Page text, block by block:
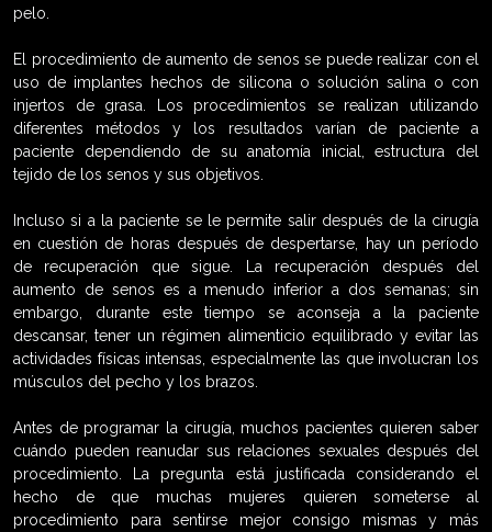
pelo.
El procedimiento de aumento de senos se puede realizar con el
uso de implantes hechos de silicona o solución salina o con
injertos de grasa. Los procedimientos se realizan utilizando
diferentes métodos y los resultados varían de paciente a
paciente dependiendo de su anatomía inicial, estructura del
tejido de los senos y sus objetivos.
Incluso si a la paciente se le permite salir después de la cirugía
en cuestión de horas después de despertarse, hay un período
de recuperación que sigue. La recuperación después del
aumento de senos es a menudo inferior a dos semanas; sin
embargo, durante este tiempo se aconseja a la paciente
descansar, tener un régimen alimenticio equilibrado y evitar las
actividades físicas intensas, especialmente las que involucran los
músculos del pecho y los brazos.
Antes de programar la cirugía, muchos pacientes quieren saber
cuándo pueden reanudar sus relaciones sexuales después del
procedimiento. La pregunta está justificada considerando el
hecho de que muchas mujeres quieren someterse al
procedimiento para sentirse mejor consigo mismas y más